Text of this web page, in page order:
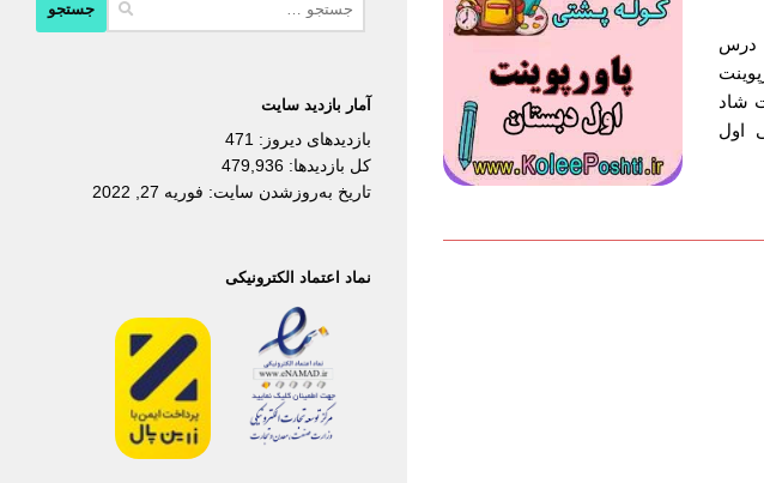
درس
شاد
اول
آمار بازدید سایت
بازدیدهای دیروز: 471
کل بازدیدها: 479,936
تاریخ به‌روزشدن سایت: فوریه 27, 2022
نماد اعتماد الکترونیکی